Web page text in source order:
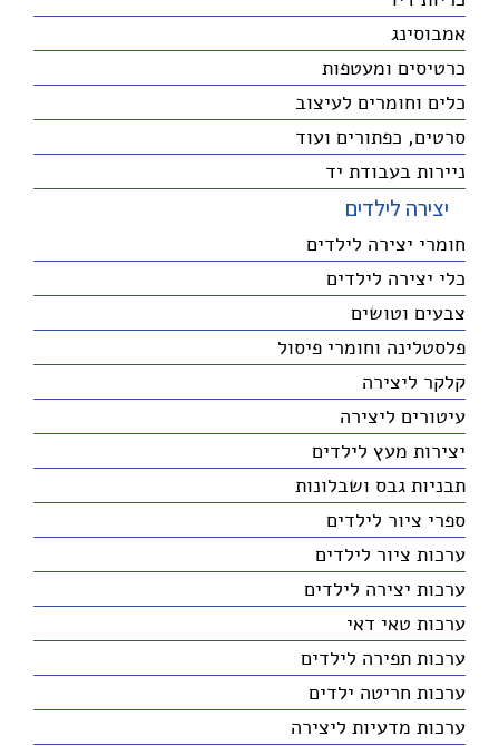
אמבוסינג
כרטיסים ומעטפות
כלים וחומרים לעיצוב
סרטים, כפתורים ועוד
ניירות בעבודת יד
יצירה לילדים
חומרי יצירה לילדים
כלי יצירה לילדים
צבעים וטושים
פלסטלינה וחומרי פיסול
קלקר ליצירה
עיטורים ליצירה
יצירות מעץ לילדים
תבניות גבס ושבלונות
ספרי ציור לילדים
ערכות ציור לילדים
ערכות יצירה לילדים
ערכות טאי דאי
ערכות תפירה לילדים
ערכות חריטה ילדים
ערכות מדעיות ליצירה